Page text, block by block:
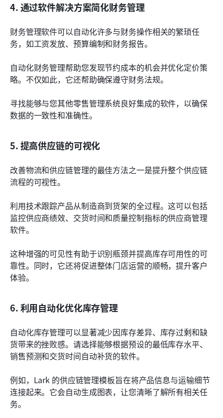
4. 通过软件解决方案简化财务管理
财务管理软件可以自动化许多与财务操作相关的繁琐任
务，如工资发放、预算编制和财务报告。
自动化财务管理帮助您发现节约成本的机会并优化定价策
略。不仅如此，它还帮助确保遵守财务法规。
寻找能够与您其他零售管理系统良好集成的软件，以确保
数据的一致性和准确性。
5. 提高供应链的可视化
改善物流和供应链管理的最佳方法之一是提升整个供应链
流程的可视性。
利用技术跟踪产品从制造商到货架的全过程。这可以包括
监控供应商绩效、交货时间和质量控制指标的供应商管理
软件。
这种增强的可见性有助于识别瓶颈并提高库存可用性的可
靠性。同时，它还将促进整体门店运营的顺畅，提升客户
体验。
6. 利用自动化优化库存管理
自动化库存管理可以显著减少因库存差异、库存过剩和缺
货带来的挫败感。请选择能够根据预设的最低库存水平、
销售预测和交货时间自动补货的软件。
例如，Lark 的供应链管理模板旨在将产品信息与运输细节
连接起来。它会自动生成图表，让您清晰了解所有相关任
务。